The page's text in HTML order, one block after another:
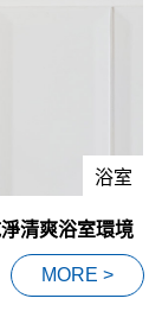
浴室
清爽浴室環境
MORE >